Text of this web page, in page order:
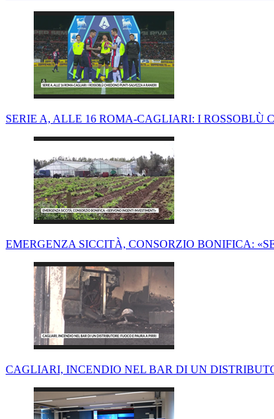
SERIE A, ALLE 16 ROMA-CAGLIARI: I ROSSOBLÙ
EMERGENZA SICCITÀ, CONSORZIO BONIFICA:
CAGLIARI, INCENDIO NEL BAR DI UN